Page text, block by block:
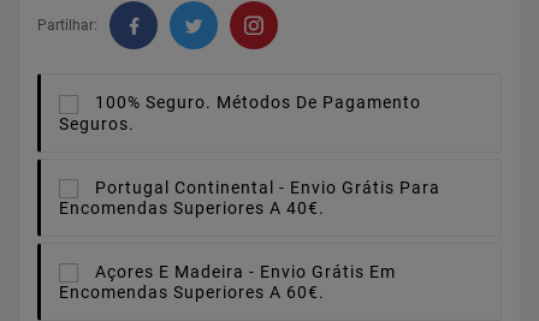
Partilhar:
100% Seguro. Métodos De Pagamento
Seguros.
Portugal Continental - Envio Grátis Para
Encomendas Superiores A 40€.
Açores E Madeira - Envio Grátis Em
Encomendas Superiores A 60€.